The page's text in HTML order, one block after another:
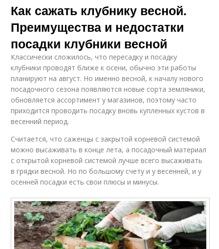
Как сажать клубнику весной.
Преимущества и недостатки
посадки клубники весной
Классически сложилось, что пересадку и посадку
клубники проводят ближе к осени, обычно эти работы
планируют на август. Но именно весной, к началу нового
посадочного сезона появляются новые сорта земляники,
обновляется ассортимент у магазинов, поэтому часто
приходится проводить посадку вновь купленных кустов в
весенний период.
Считается, что саженцы с закрытой корневой системой
можно высаживать в конце лета, а посадочный материал
с открытой корневой системой лучше всего высаживать
в грядки весной. Но по большому счету и у весенней, и у
осенней посадки есть свои плюсы и минусы.